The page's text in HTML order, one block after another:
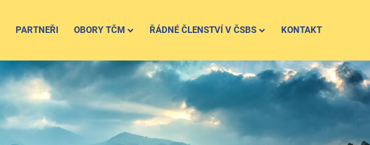
PARTNEŘI OBORY TČM ŘÁDNÉ ČLENSTVÍ V ČSBS KONTAKT